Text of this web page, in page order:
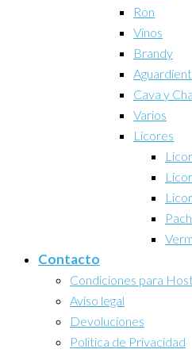
Ron
Vinos
Brandy
Cava y
Varios
Licores
Contacto
Condiciones para
Aviso legal
Devoluciones
Politica de Privacidad